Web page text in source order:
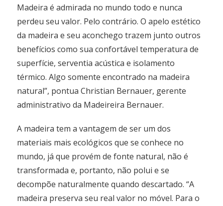
Madeira é admirada no mundo todo e nunca
perdeu seu valor. Pelo contrário. O apelo estético
da madeira e seu aconchego trazem junto outros
benefícios como sua confortável temperatura de
superfície, serventia acústica e isolamento
térmico. Algo somente encontrado na madeira
natural”, pontua Christian Bernauer, gerente
administrativo da Madeireira Bernauer.
A madeira tem a vantagem de ser um dos
materiais mais ecológicos que se conhece no
mundo, já que provém de fonte natural, não é
transformada e, portanto, não polui e se
decompõe naturalmente quando descartado. “A
madeira preserva seu real valor no móvel. Para o